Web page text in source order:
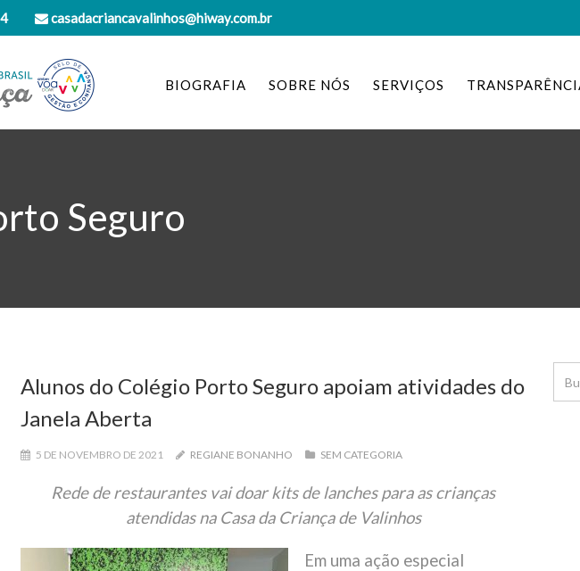
casadacriancavalinhos@hiway.com.br
BIOGRAFIA SOBRE NÓS SERVIÇOS
Seguro
Alunos do Colégio Porto Seguro apoiam atividades do
Janela Aberta
5 DE NOVEMBRO DE 2021 REGIANE BONANHO SEM CATEGORIA
Rede de restaurantes vai doar kits de lanches para as crianças
atendidas na Casa da Criança de Valinhos
Em uma ação especial